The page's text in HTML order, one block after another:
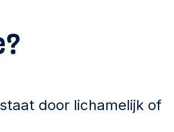
door lichamelijk of